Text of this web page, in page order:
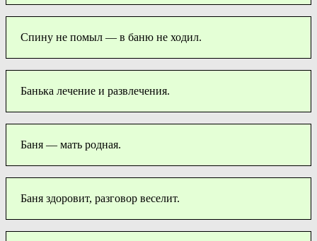
Спину не помыл — в баню не ходил.
Банька лечение и развлечения.
Баня — мать родная.
Баня здоровит, разговор веселит.